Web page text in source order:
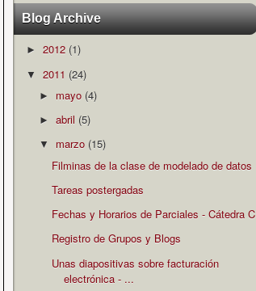
Blog Archive
► 2012 (1)
▼ 2011 (24)
► mayo (4)
► abril (5)
▼ marzo (15)
Filminas de la clase de modelado de datos
Tareas postergadas
Fechas y Horarios de Parciales - Cátedra C
Registro de Grupos y Blogs
Unas diapositivas sobre facturación
electrónica - ...